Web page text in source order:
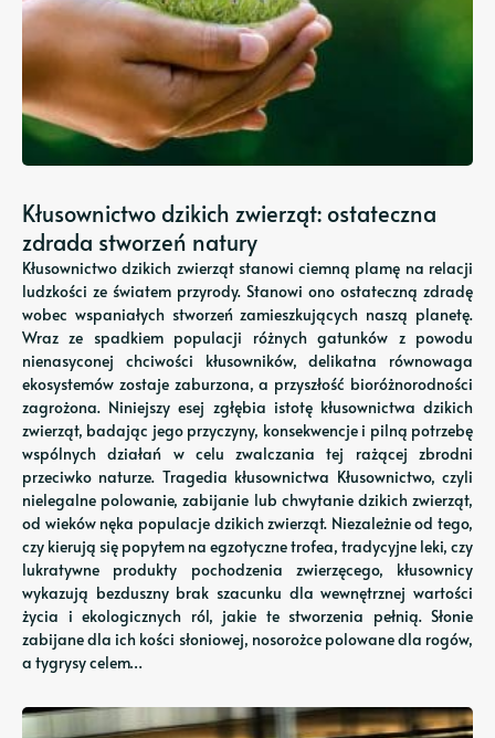
Kłusownictwo dzikich zwierząt: ostateczna
zdrada stworzeń natury
Kłusownictwo dzikich zwierząt stanowi ciemną plamę na relacji
ludzkości ze światem przyrody. Stanowi ono ostateczną zdradę
wobec wspaniałych stworzeń zamieszkujących naszą planetę.
Wraz ze spadkiem populacji różnych gatunków z powodu
nienasyconej chciwości kłusowników, delikatna równowaga
ekosystemów zostaje zaburzona, a przyszłość bioróżnorodności
zagrożona. Niniejszy esej zgłębia istotę kłusownictwa dzikich
zwierząt, badając jego przyczyny, konsekwencje i pilną potrzebę
wspólnych działań w celu zwalczania tej rażącej zbrodni
przeciwko naturze. Tragedia kłusownictwa Kłusownictwo, czyli
nielegalne polowanie, zabijanie lub chwytanie dzikich zwierząt,
od wieków nęka populacje dzikich zwierząt. Niezależnie od tego,
czy kierują się popytem na egzotyczne trofea, tradycyjne leki, czy
lukratywne produkty pochodzenia zwierzęcego, kłusownicy
wykazują bezduszny brak szacunku dla wewnętrznej wartości
życia i ekologicznych ról, jakie te stworzenia pełnią. Słonie
zabijane dla ich kości słoniowej, nosorożce polowane dla rogów,
a tygrysy celem…